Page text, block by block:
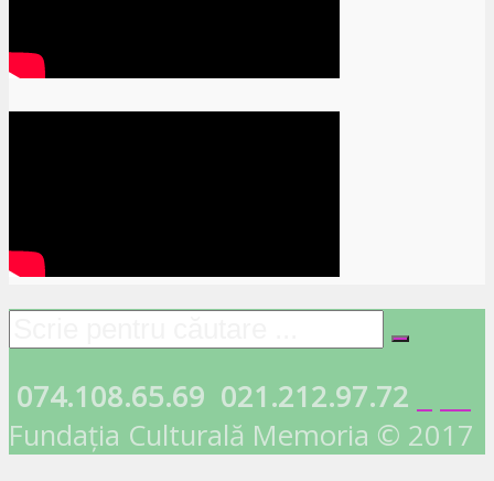
074.108.65.69 021.212.97.72
Fundația Culturală Memoria © 2017